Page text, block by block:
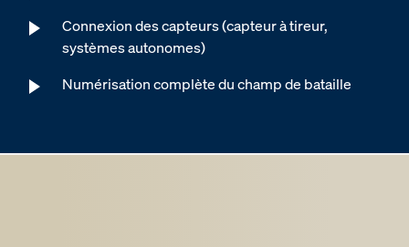
Connexion des capteurs (capteur à tireur,
systèmes autonomes)
Numérisation complète du champ de bataille